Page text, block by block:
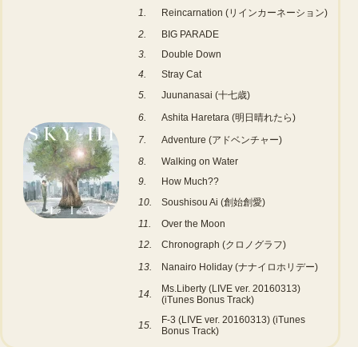
1.
Reincarnation (リインカーネーション)
2.
BIG PARADE
3.
Double Down
4.
Stray Cat
5.
Juunanasai (十七歳)
6.
Ashita Haretara (明日晴れたら)
7.
Adventure (アドベンチャー)
8.
Walking on Water
9.
How Much??
10.
Soushisou Ai (創始創愛)
11.
Over the Moon
12.
Chronograph (クロノグラフ)
13.
Nanairo Holiday (ナナイロホリデー)
14.
Ms.Liberty (LIVE ver. 20160313)
(iTunes Bonus Track)
15.
F-3 (LIVE ver. 20160313) (iTunes
Bonus Track)